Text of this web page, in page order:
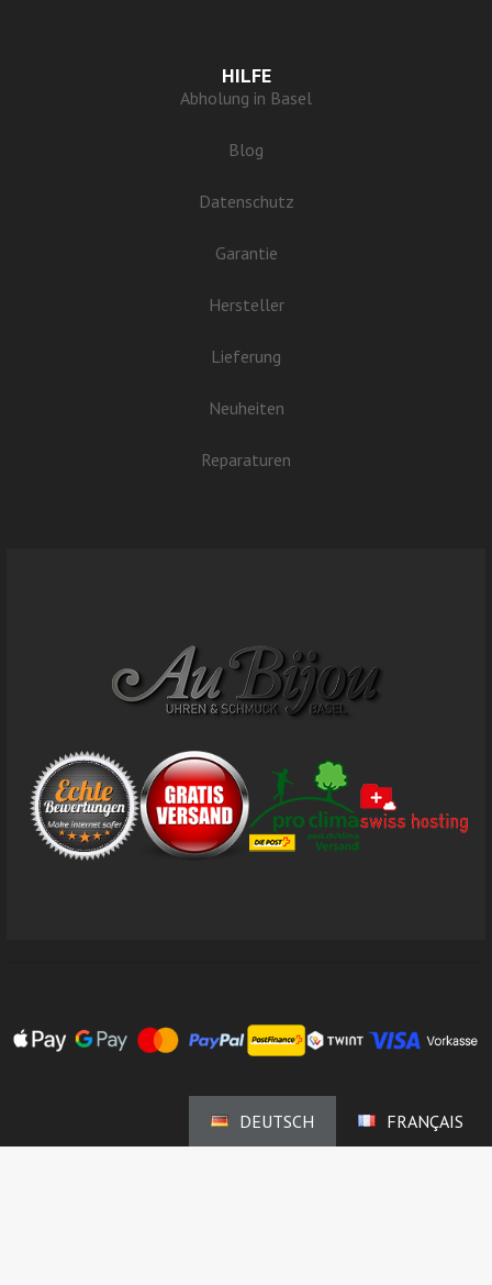
HILFE
Abholung in Basel
Blog
Datenschutz
Garantie
Hersteller
Lieferung
Neuheiten
Reparaturen
DEUTSCH FRANÇAIS